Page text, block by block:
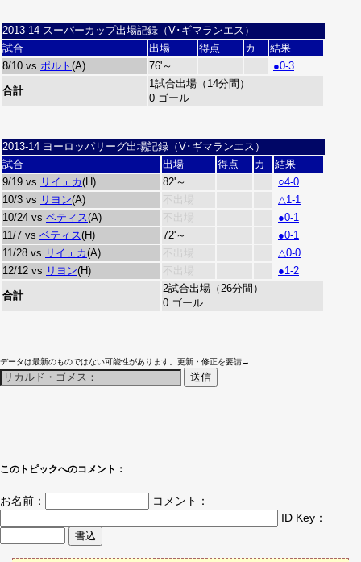
2013-14 スーパーカップ出場記録（V･ギマランエス）
試合
出場 得点 カ
結果
8/10 vs ポルト (A) 76'～ ●0-3
合計
1試合出場（14分間）
0 ゴール
2013-14 ヨーロッパリーグ出場記録（V･ギマランエス）
試合
出場 得点 カ
結果
9/19 vs リイェカ(H) 82'～
○4-0
10/3 vs リヨン(A) 不出場
△1-1
10/24 vs ベティス(A) 不出場
●0-1
11/7 vs ベティス(H) 72'～
●0-1
11/28 vs リイェカ(A) 不出場
△0-0
12/12 vs リヨン(H) 不出場 ●1-2
合計
2試合出場（26分間）
0 ゴール
データは最新のものではない可能性があります。更新・修正を要請→
このトピックへのコメント：
お名前：
コメント：
ID Key：